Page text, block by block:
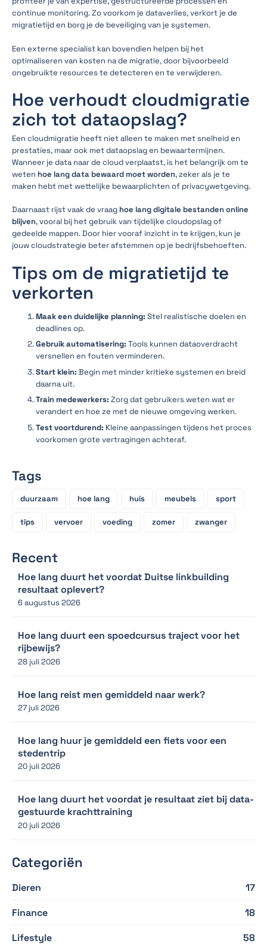
continue monitoring. Zo voorkom je dataverlies, verkort je de
migratietijd en borg je de beveiliging van je systemen.
Een externe specialist kan bovendien helpen bij het
optimaliseren van kosten na de migratie, door bijvoorbeeld
ongebruikte resources te detecteren en te verwijderen.
Hoe verhoudt cloudmigratie
zich tot dataopslag?
Een cloudmigratie heeft niet alleen te maken met snelheid en
prestaties, maar ook met dataopslag en bewaartermijnen.
Wanneer je data naar de cloud verplaatst, is het belangrijk om te
weten hoe lang data bewaard moet worden, zeker als je te
maken hebt met wettelijke bewaarplichten of privacywetgeving.
Daarnaast rijst vaak de vraag hoe lang digitale bestanden online
blijven, vooral bij het gebruik van tijdelijke cloudopslag of
gedeelde mappen. Door hier vooraf inzicht in te krijgen, kun je
jouw cloudstrategie beter afstemmen op je bedrijfsbehoeften.
Tips om de migratietijd te
verkorten
Maak een duidelijke planning: Stel realistische doelen en
deadlines op.
Gebruik automatisering: Tools kunnen dataoverdracht
versnellen en fouten verminderen.
Start klein: Begin met minder kritieke systemen en breid
daarna uit.
Train medewerkers: Zorg dat gebruikers weten wat er
verandert en hoe ze met de nieuwe omgeving werken.
Test voortdurend: Kleine aanpassingen tijdens het proces
voorkomen grote vertragingen achteraf.
Tags
duurzaam hoe lang huis meubels sport
tips vervoer voeding zomer zwanger
Recent
Hoe lang duurt het voordat Duitse linkbuilding
resultaat oplevert?
6 augustus 2026
Hoe lang duurt een spoedcursus traject voor het
rijbewijs?
28 juli 2026
Hoe lang reist men gemiddeld naar werk?
27 juli 2026
Hoe lang huur je gemiddeld een fiets voor een
stedentrip
20 juli 2026
Hoe lang duurt het voordat je resultaat ziet bij data-
gestuurde krachttraining
20 juli 2026
Categoriën
Dieren
17
Finance
18
Lifestyle
58